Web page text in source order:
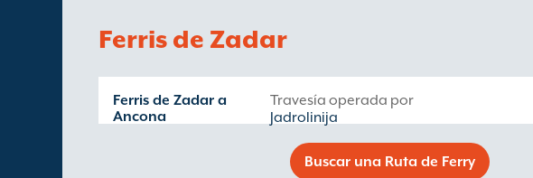
Ferris de Zadar
Ferris de Zadar a
Ancona
Travesía operada por
Jadrolinija
Buscar una Ruta de Ferry